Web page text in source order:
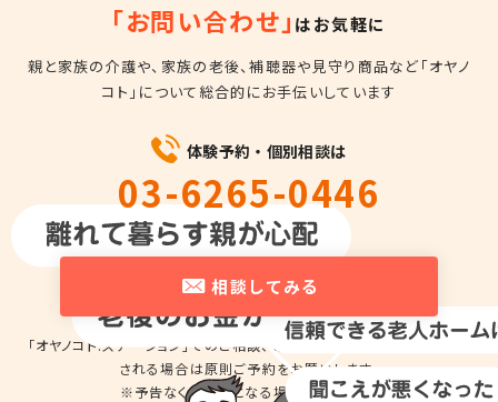
「お問い合わせ」 はお気軽に
親と家族の介護や、家族の老後、補聴器や見守り商品など「オヤノ
コト」について総合的にお手伝いしています
体験予約・個別相談は
03-6265-0446
平日10時～18時
相談してみる
「オヤノコト.ステーション」でのご相談、商品のお試しのため来店を希望
される場合は原則ご予約をお願いします。
※予告なくお休みとなる場合があります。